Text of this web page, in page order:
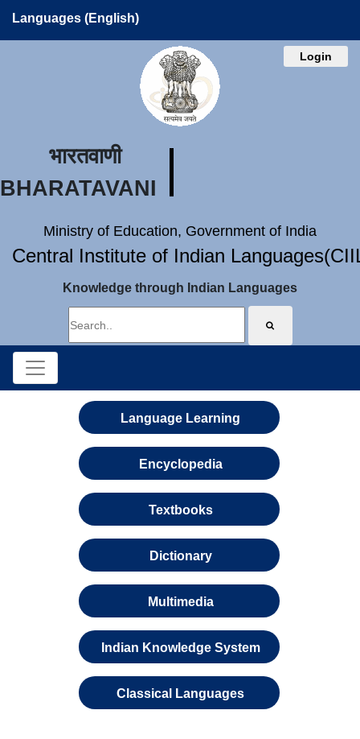
Languages (English)
Login
भारतवाणी
BHARATAVANI
Ministry of Education, Government of India
Central Institute of Indian
Knowledge through Indian Languages
Language Learning
Encyclopedia
Textbooks
Dictionary
Multimedia
Indian Knowledge System
Classical Languages